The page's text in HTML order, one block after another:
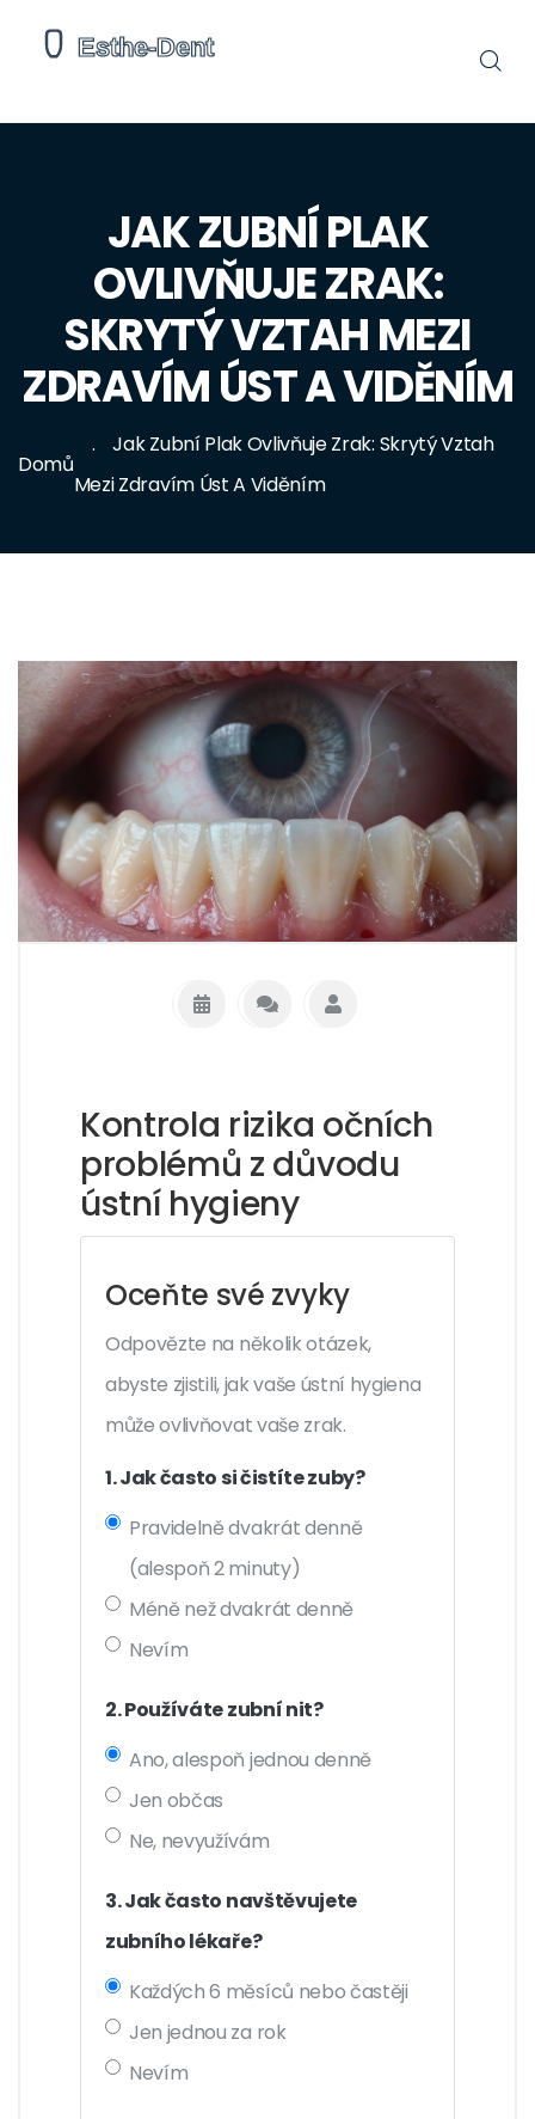
JAK ZUBNÍ PLAK
OVLIVŇUJE ZRAK:
SKRYTÝ VZTAH MEZI
ZDRAVÍM ÚST A VIDĚNÍM
Domů
Jak Zubní Plak Ovlivňuje Zrak: Skrytý Vztah
Mezi Zdravím Úst A Viděním
Kontrola rizika očních
problémů z důvodu
ústní hygieny
Oceňte své zvyky
Odpovězte na několik otázek,
abyste zjistili, jak vaše ústní hygiena
může ovlivňovat vaše zrak.
1. Jak často si čistíte zuby?
Pravidelně dvakrát denně
(alespoň 2 minuty)
Méně než dvakrát denně
Nevím
2. Používáte zubní nit?
Ano, alespoň jednou denně
Jen občas
Ne, nevyužívám
3. Jak často navštěvujete
zubního lékaře?
Každých 6 měsíců nebo častěji
Jen jednou za rok
Nevím